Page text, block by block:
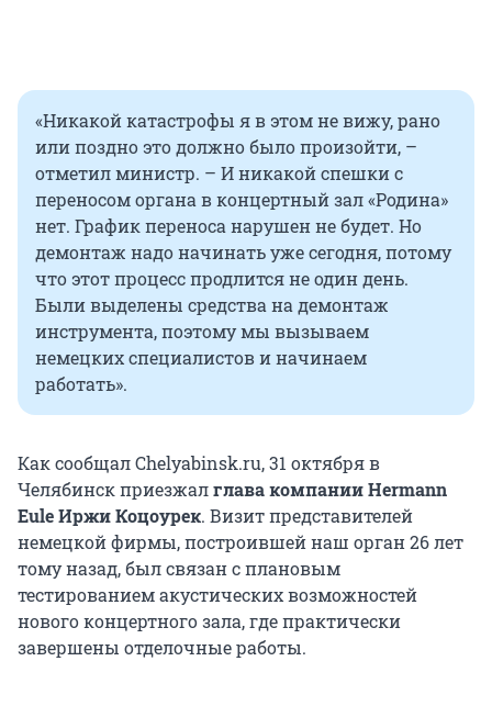
«Никакой катастрофы я в этом не вижу, рано
или поздно это должно было произойти, –
отметил министр. – И никакой спешки с
переносом органа в концертный зал «Родина»
нет. График переноса нарушен не будет. Но
демонтаж надо начинать уже сегодня, потому
что этот процесс продлится не один день.
Были выделены средства на демонтаж
инструмента, поэтому мы вызываем
немецких специалистов и начинаем
работать».
Как сообщал Chelyabinsk.ru, 31 октября в
Челябинск приезжалглава компании Hermann
Eule Иржи Коцоурек. Визит представителей
немецкой фирмы, построившей наш орган 26 лет
тому назад, был связан с плановым
тестированием акустических возможностей
нового концертного зала, где практически
завершены отделочные работы.